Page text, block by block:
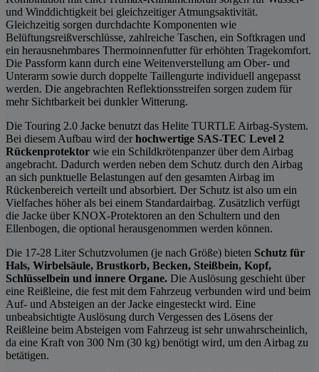
und Winddichtigkeit bei gleichzeitiger Atmungsaktivität.
Gleichzeitig sorgen durchdachte Komponenten wie
Belüftungsreißverschlüsse, zahlreiche Taschen, ein Softkragen und
ein herausnehmbares Thermoinnenfutter für erhöhten Tragekomfort.
Die Passform kann durch eine Weitenverstellung am Ober- und
Unterarm sowie durch doppelte Taillengurte individuell angepasst
werden. Die angebrachten Reflektionsstreifen sorgen zudem für
mehr Sichtbarkeit bei dunkler Witterung.
Die Touring 2.0 Jacke benutzt das Helite TURTLE Airbag-System.
Bei diesem Aufbau wird derhochwertige SAS-TEC Level 2
Rückenprotektor wie ein Schildkrötenpanzer über dem Airbag
angebracht. Dadurch werden neben dem Schutz durch den Airbag
an sich punktuelle Belastungen auf den gesamten Airbag im
Rückenbereich verteilt und absorbiert. Der Schutz ist also um ein
Vielfaches höher als bei einem Standardairbag. Zusätzlich verfügt
die Jacke über KNOX-Protektoren an den Schultern und den
Ellenbogen, die optional herausgenommen werden können.
Die 17-28 Liter Schutzvolumen (je nach Größe) bieten Schutz für
Hals, Wirbelsäule, Brustkorb, Becken, Steißbein, Kopf,
Schlüsselbein und innere Organe. Die Auslösung geschieht über
eine Reißleine, die fest mit dem Fahrzeug verbunden wird und beim
Auf- und Absteigen an der Jacke eingesteckt wird. Eine
unbeabsichtigte Auslösung durch Vergessen des Lösens der
Reißleine beim Absteigen vom Fahrzeug ist sehr unwahrscheinlich,
da eine Kraft von 300 Nm (30 kg) benötigt wird, um den Airbag zu
betätigen.